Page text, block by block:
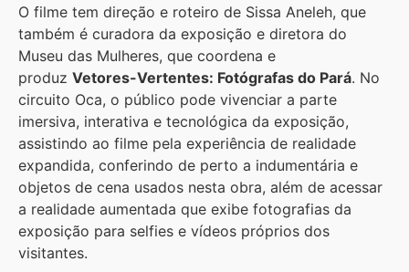
O filme tem direção e roteiro de Sissa Aneleh, que
também é curadora da exposição e diretora do
Museu das Mulheres, que coordena e
produz Vetores-Vertentes: Fotógrafas do Pará. No
circuito Oca, o público pode vivenciar a parte
imersiva, interativa e tecnológica da exposição,
assistindo ao filme pela experiência de realidade
expandida, conferindo de perto a indumentária e
objetos de cena usados nesta obra, além de acessar
a realidade aumentada que exibe fotografias da
exposição para selfies e vídeos próprios dos
visitantes.